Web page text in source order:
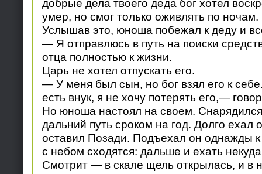
добрые дела твоего деда бог хотел
умер, но смог только оживлять по ночам.
Услышав это, юноша побежал к деду и
— Я отправлюсь в путь на поиски
отца полностью к жизни.
Царь не хотел отпускать его.
— У меня был сын, но бог взял его к
есть внук, я не хочу потерять его,—
Но юноша настоял на своем.
дальний путь сроком на год. Долго ехал
оставил Позади. Подъехал он однажды к
с небом сходятся: дальше и ехать
Смотрит — в скале щель открылась, и в